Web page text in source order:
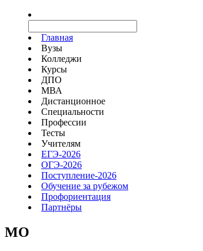
Главная
Вузы
Колледжи
Курсы
ДПО
МВА
Дистанционное
Специальности
Профессии
Тесты
Учителям
ЕГЭ-2026
ОГЭ-2026
Поступление-2026
Обучение за рубежом
Профориентация
Партнёры
MO